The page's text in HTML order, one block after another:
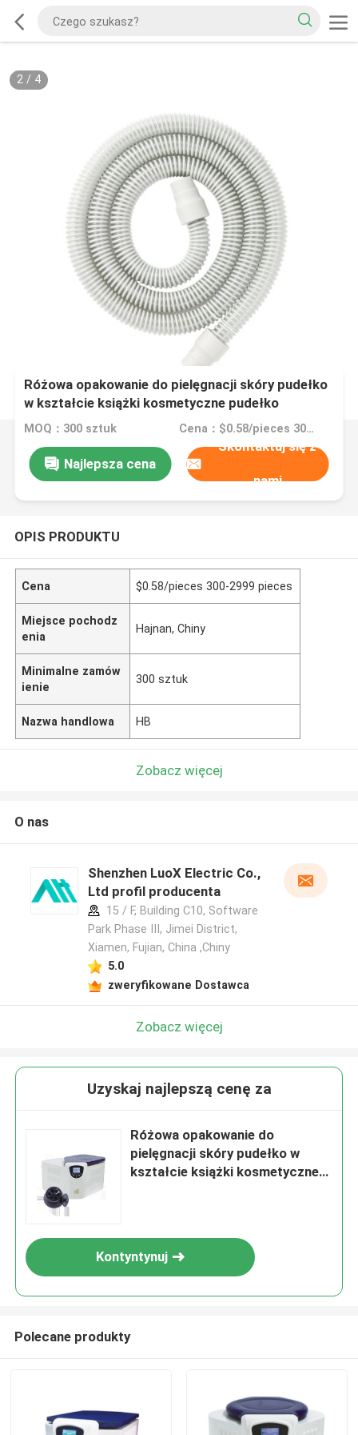
2/ 4
Różowa opakowanie do pielęgnacji skóry pudełko
w kształcie książki kosmetyczne pudełko
podarunkowe pudełko magnetyczne papierowe do
pielęgnacji skóry butelki kosmetyczne z wkładką
MOQ：300 sztuk Cena：$0.58/pieces 300-2999 pieces
Najlepsza cena
Skontaktuj się z
nami
OPIS PRODUKTU
Cena $0.58/pieces 300-2999 pieces
Miejsce pochodz
enia
Hajnan, Chiny
Minimalne zamów
ienie
300 sztuk
Nazwa handlowa HB
Zobacz więcej
O nas
Shenzhen LuoX Electric Co.,
Ltd profil producenta
15 / F, Building C10, Software
Park Phase III, Jimei District,
Xiamen, Fujian, China ,Chiny
5.0
zweryfikowane Dostawca
Zobacz więcej
Uzyskaj najlepszą cenę za
Różowa opakowanie do
pielęgnacji skóry pudełko w
kształcie książki kosmetyczne
kosmetyczne z wkładką
Kontyntynuj
Polecane produkty